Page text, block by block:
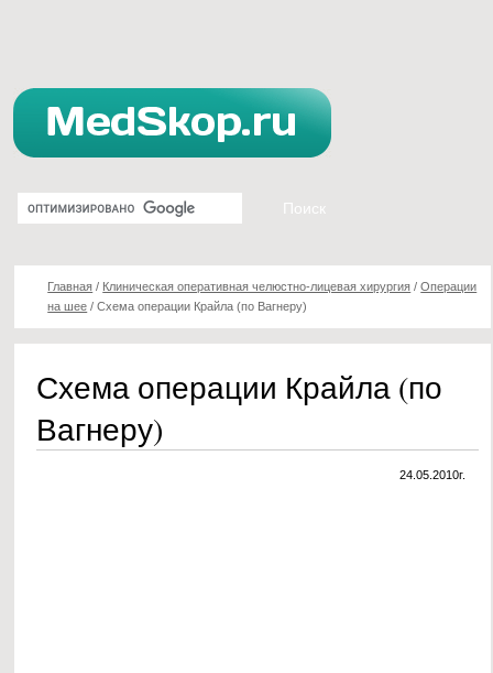
Главная / Клиническая оперативная челюстно-лицевая хирургия /Операции
на шее /Схема операции Крайла (по Вагнеру)
Схема операции Крайла (по
Вагнеру)
24.05.2010г.